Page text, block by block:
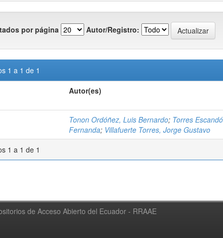
por página Autor/Registro:
1 a 1 de 1
Autor(es)
Tonon Ordóñez, Luis Bernardo; Torres
Fernanda; Villafuerte Torres, Jorge Gustavo
1 a 1 de 1
de Acceso Abierto del Ecuador - RRAAE